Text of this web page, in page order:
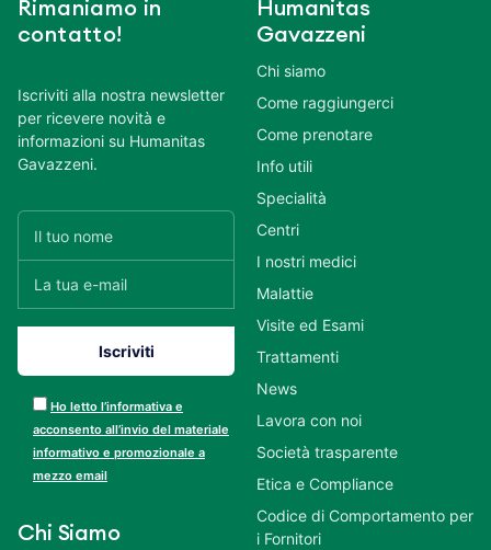
Rimaniamo in
contatto!
Iscriviti alla nostra newsletter
per ricevere novità e
informazioni su Humanitas
Gavazzeni.
Ho letto l’informativa e
acconsento all’invio del materiale
informativo e promozionale a
mezzo email
Chi Siamo
Humanitas
Gavazzeni
Chi siamo
Come raggiungerci
Come prenotare
Info utili
Specialità
Centri
I nostri medici
Malattie
Visite ed Esami
Trattamenti
News
Lavora con noi
Società trasparente
Etica e Compliance
Codice di Comportamento per
i Fornitori